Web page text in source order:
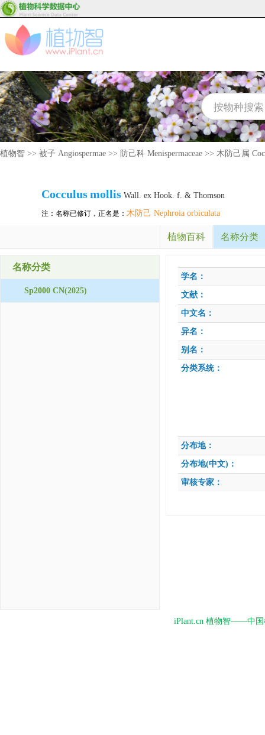
植物智 >> 被子 Angiospermae >> 防己科 Menispermaceae >> 木防己属
Cocculusmollis Wall. ex Hook. f. & Thomson
注：名称已修订，正名是： 木防己 Nephroia orbiculata
植物百科 名称分类
名称分类
Sp2000 CN(2025)
学名：
文献：
中文名：
异名：
别名：
分类系统：
分布地：
分布地(中文)：
审核专家：
iPlant.cn 植物智——中国